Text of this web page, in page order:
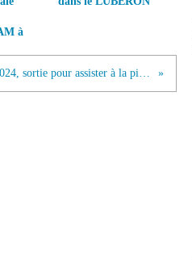
à
Dimanche 11 février 2024, sortie pour assister à la pièce de THEATRE "BERLIN - BERLIN"